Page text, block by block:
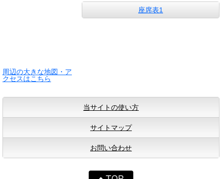
周辺の大きな地図・ア
クセスはこちら
座席表1
当サイトの使い方
サイトマップ
お問い合わせ